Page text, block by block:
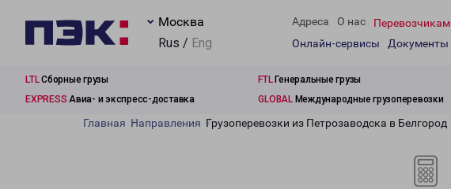
Москва
Rus / Eng
Адреса О нас Перевозчикам
Онлайн-сервисы
Документы
LTLСборные грузы FTLГенеральные грузы
EXPRESS Авиа- и экспресс-доставка GLOBALМеждународные грузоперевозки
Главная Направления Грузоперевозки из Петрозаводска в Белгород